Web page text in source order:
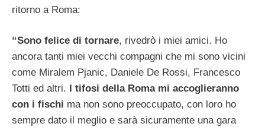
ritorno a Roma:
“Sono felice di tornare, rivedrò i miei amici. Ho
ancora tanti miei vecchi compagni che mi sono vicini
come Miralem Pjanic, Daniele De Rossi, Francesco
Totti ed altri. I tifosi della Roma mi accoglieranno
con i fischi ma non sono preoccupato, con loro ho
sempre dato il meglio e sarà sicuramente una gara